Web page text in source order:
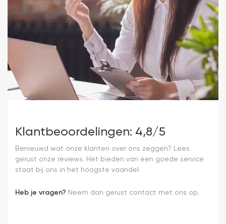
Klantbeoordelingen: 4,8/5
Benieuwd wat onze klanten over ons zeggen? Lees
gerust onze reviews. Het bieden van een goede service
staat bij ons in het hoogste vaandel.
Heb je vragen? Neem dan gerust contact met ons op.